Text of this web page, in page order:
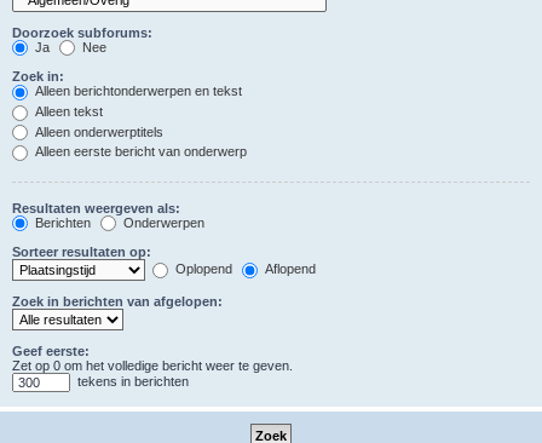
Doorzoek subforums:
Ja
Nee
Zoek in:
Alleen berichtonderwerpen en tekst
Alleen tekst
Alleen onderwerptitels
Alleen eerste bericht van onderwerp
Resultaten weergeven als:
Berichten
Onderwerpen
Sorteer resultaten op:
Oplopend
Aflopend
Zoek in berichten van afgelopen:
Geef eerste:
Zet op 0 om het volledige bericht weer te geven.
tekens in berichten